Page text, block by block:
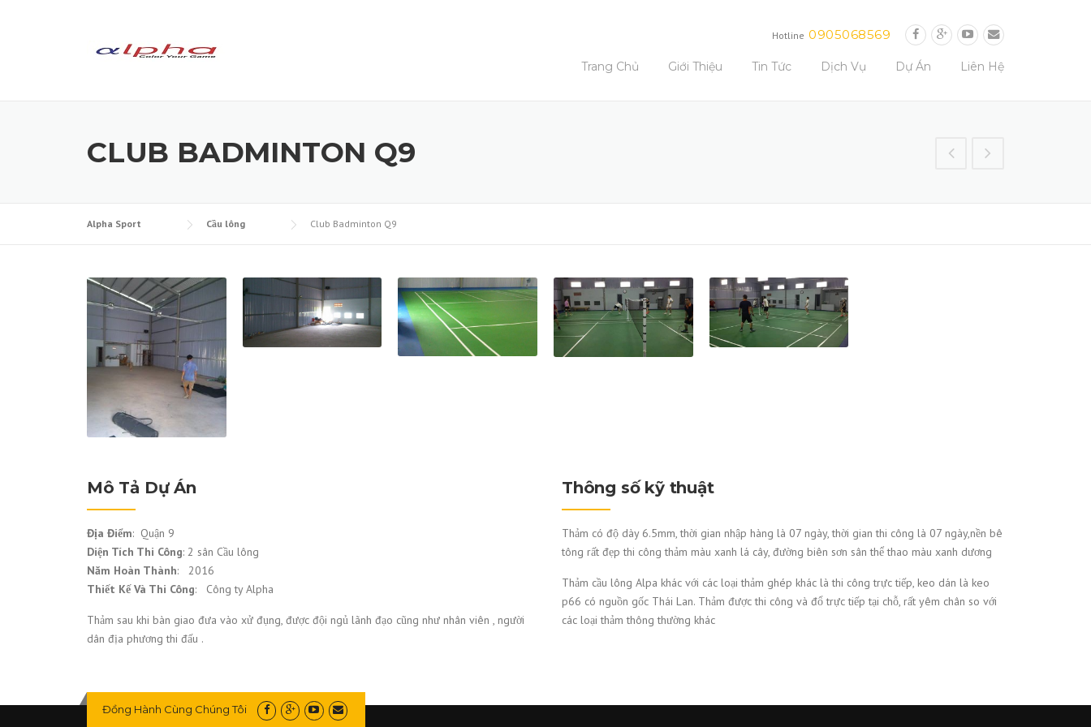
Hotline 0905068569
Trang Chủ Giới Thiệu Tin Tức Dịch Vụ Dự Án Liên Hệ
CLUB BADMINTON Q9
Alpha Sport Cầu lông Club Badminton Q9
Mô Tả Dự Án
Địa Điểm: Quận 9
Diện Tích Thi Công: 2 sân Cầu lông
Năm Hoàn Thành: 2016
Thiết Kế Và Thi Công: Công ty Alpha
Thảm sau khi bàn giao đưa vào xử đụng, được đội ngủ lãnh đạo cũng như nhân viên , người
dân địa phương thi đấu .
Thông số kỹ thuật
Thảm có độ dày 6.5mm, thời gian nhập hàng là 07 ngày, thời gian thi công là 07 ngày,nền bê
tông rất đẹp thi công thảm màu xanh lá cây, đường biên sơn sân thể thao màu xanh dương
Thảm cầu lông Alpa khác với các loại thảm ghép khác là thi công trực tiếp, keo dán là keo
p66 có nguồn gốc Thái Lan. Thảm được thi công và đổ trực tiếp tại chỗ, rất yêm chân so với
các loại thảm thông thường khác
Đồng Hành Cùng Chúng Tôi